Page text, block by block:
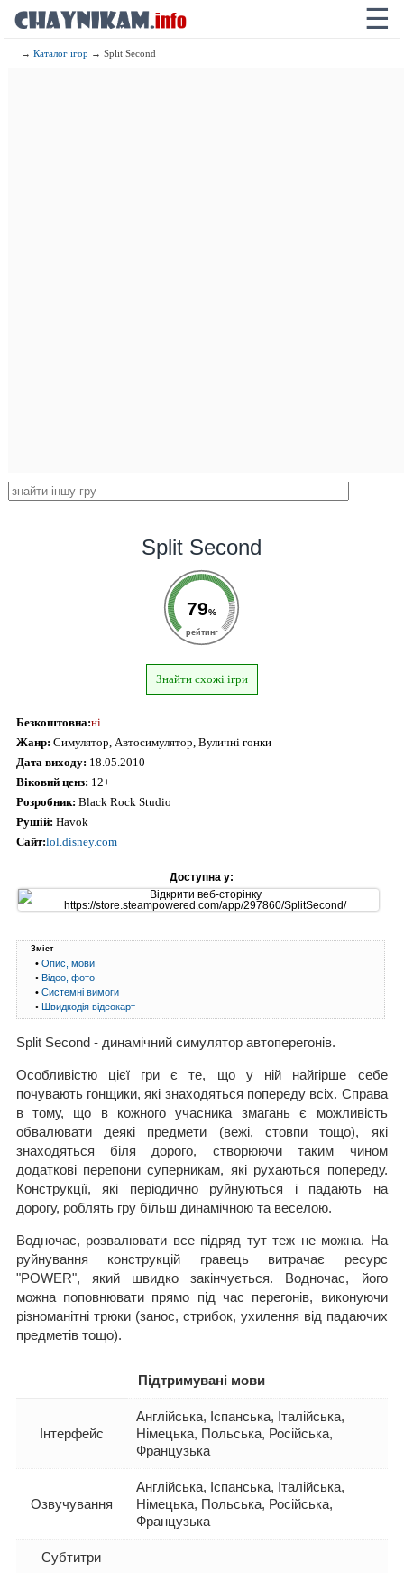
☰
→Каталог ігор → Split Second
Split Second
79%
рейтинг
Знайти схожі ігри
Безкоштовна:ні
Жанр: Симулятор, Автосимулятор, Вуличні гонки
Дата виходу: 18.05.2010
Віковий ценз: 12+
Розробник: Black Rock Studio
Рушій: Havok
Сайт:lol.disney.com
Доступна у:
Зміст
•Опис, мови
• Відео, фото
•Системні вимоги
•
Швидкодія відеокарт
Split Second - динамічний симулятор автоперегонів.
Особливістю цієї гри є те, що у ній найгірше себе
почувають гонщики, які знаходяться попереду всіх. Справа
в тому, що в кожного учасника змагань є можливість
обвалювати деякі предмети (вежі, стовпи тощо), які
знаходяться біля дорого, створюючи таким чином
додаткові перепони суперникам, які рухаються попереду.
Конструкції, які періодично руйнуються і падають на
дорогу, роблять гру більш динамічною та веселою.
Водночас, розвалювати все підряд тут теж не можна. На
руйнування конструкцій гравець витрачає ресурс
"POWER", який швидко закінчується. Водночас, його
можна поповнювати прямо під час перегонів, виконуючи
різноманітні трюки (занос, стрибок, ухилення від падаючих
предметів тощо).
Підтримувані мови
Інтерфейс
Англійська, Іспанська, Італійська,
Німецька, Польська, Російська,
Французька
Озвучування
Англійська, Іспанська, Італійська,
Німецька, Польська, Російська,
Французька
Субтитри